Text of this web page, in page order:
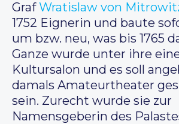
GrafWratislaw von
1752 Eignerin und baute
um bzw. neu, was bis 1765
Ganze wurde unter ihre
Kultursalon und es soll
damals Amateurtheater
sein. Zurecht wurde sie zur
Namensgeberin des